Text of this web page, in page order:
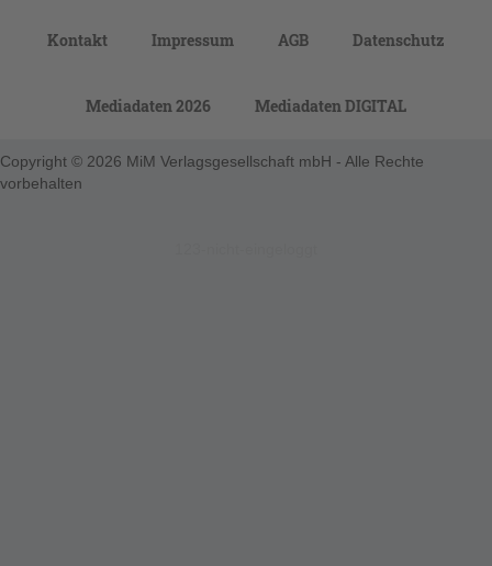
Kontakt Impressum AGB Datenschutz
Mediadaten 2026 Mediadaten DIGITAL
Copyright © 2026 MiM Verlagsgesellschaft mbH - Alle Rechte
vorbehalten